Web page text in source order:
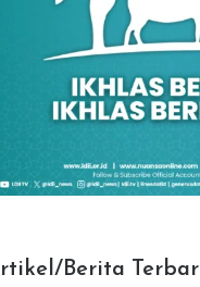
Berita